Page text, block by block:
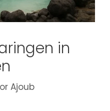
in
Ajoub